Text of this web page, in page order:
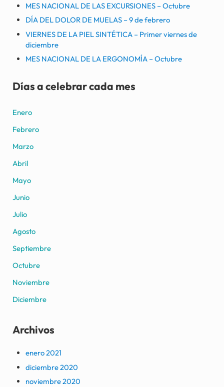
MES NACIONAL DE LAS EXCURSIONES – Octubre
DÍA DEL DOLOR DE MUELAS – 9 de febrero
VIERNES DE LA PIEL SINTÉTICA – Primer viernes de
diciembre
MES NACIONAL DE LA ERGONOMÍA – Octubre
Días a celebrar cada mes
Enero
Febrero
Marzo
Abril
Mayo
Junio
Julio
Agosto
Septiembre
Octubre
Noviembre
Diciembre
Archivos
enero 2021
diciembre 2020
noviembre 2020